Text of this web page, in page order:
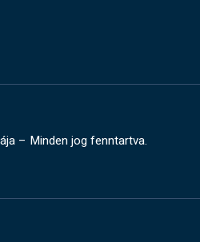
– Minden jog fenntartva.